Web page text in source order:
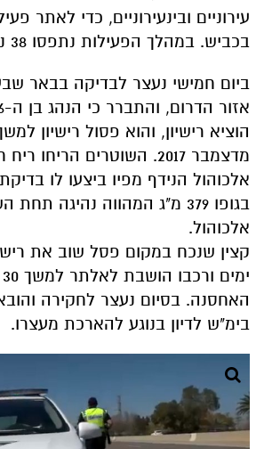
עירוניים ובינעירוניים, כדי לאתר
בכביש. במהלך הפעילות נתפסו 38 נהגים.
ביום חמישי נעצר לבדיקה בבאר
מדצמבר 2017. השוטרים הריחו
אלכוהול הנידף מפיו ביצעו לו בדיקת
בגופו 379 מ"ג המהווה נהיגה
אלכוהול.
האחסנה. בסיום נעצר לחקירה
בימ"ש לדיון בנוגע להארכת מעצרו.